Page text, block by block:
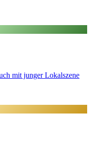
mit junger Lokalszene